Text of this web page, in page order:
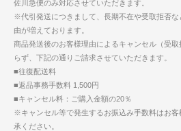
佐川急便のみ対応させていただきます。
※代引発送につきまして、長期不在や受取拒否
由が増えております。
商品発送後のお客様理由によるキャンセル（受
らず、下記の通りご請求させていただきます。
■往復配送料
■返品事務手数料 1,500円
■キャンセル料：ご購入金額の20％
※キャンセル等で発生するお振込み手数料はお
承ください。